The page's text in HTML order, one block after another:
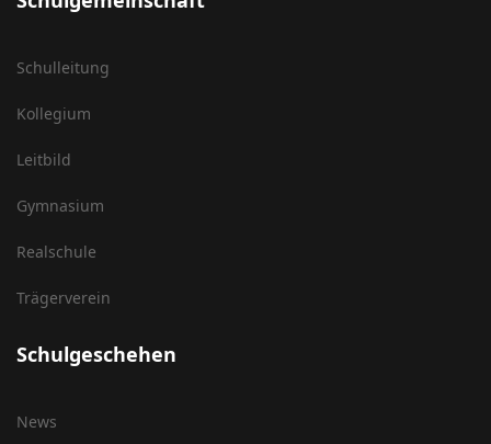
Schulleitung
Kollegium
Leitbild
Gymnasium
Realschule
Trägerverein
Schulgeschehen
News